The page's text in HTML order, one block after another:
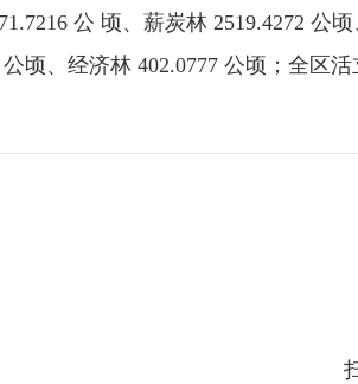
公 顷、薪炭林 2519.4272 公
公顷、经济林 402.0777 公顷；全区